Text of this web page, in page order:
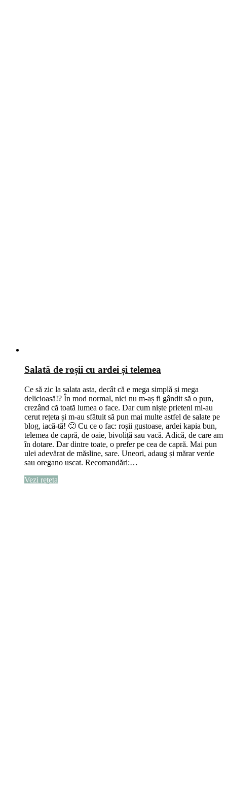
Salată de roșii cu ardei și telemea
Ce să zic la salata asta, decât că e mega simplă și mega
delicioasă!? În mod normal, nici nu m-aș fi gândit să o pun,
crezând că toată lumea o face. Dar cum niște prieteni mi-au
cerut rețeta și m-au sfătuit să pun mai multe astfel de salate pe
blog, iacă-tă! 🙂 Cu ce o fac: roșii gustoase, ardei kapia bun,
telemea de capră, de oaie, bivoliță sau vacă. Adică, de care am
în dotare. Dar dintre toate, o prefer pe cea de capră. Mai pun
ulei adevărat de măsline, sare. Uneori, adaug și mărar verde
sau oregano uscat. Recomandări:…
Vezi rețeta